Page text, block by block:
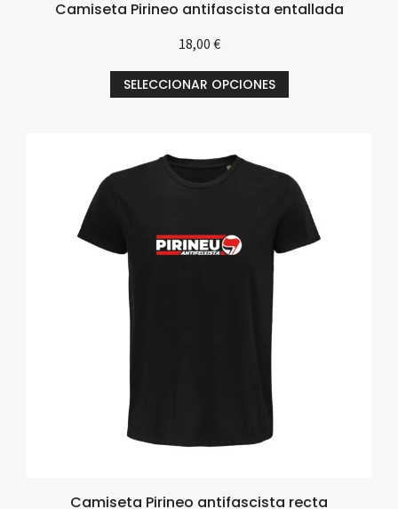
Camiseta Pirineo antifascista entallada
18,00 €
SELECCIONAR OPCIONES
Camiseta Pirineo antifascista recta